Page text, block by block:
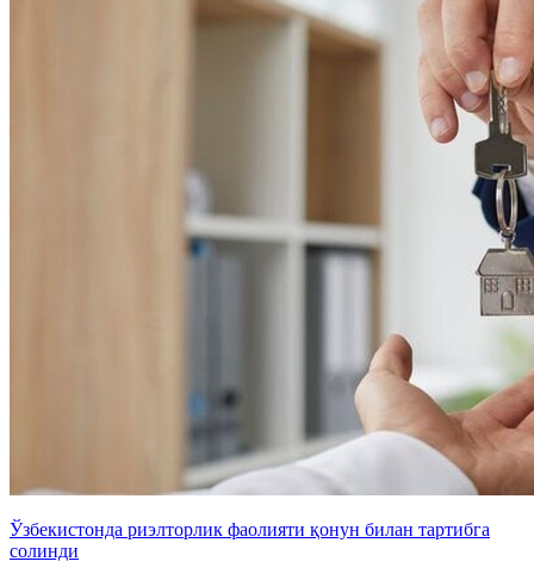
Ўзбекистонда риэлторлик фаолияти қонун билан тартибга
солинди